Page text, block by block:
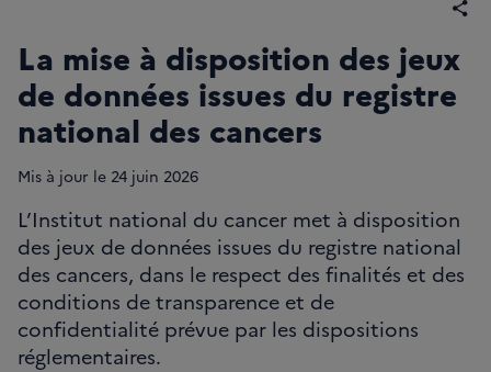
La mise à disposition des jeux
de données issues du registre
national des cancers
Mis à jour le 24 juin 2026
L’Institut national du cancer met à disposition
des jeux de données issues du registre national
des cancers, dans le respect des finalités et des
conditions de transparence et de
confidentialité prévue par les dispositions
réglementaires.